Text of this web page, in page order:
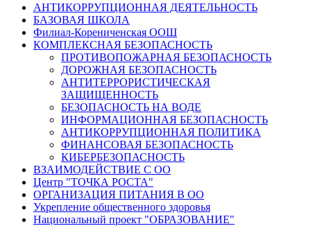
АНТИКОРРУПЦИОННАЯ ДЕЯТЕЛЬНОСТЬ
БАЗОВАЯ ШКОЛА
Филиал-Корениченская ООШ
КОМПЛЕКСНАЯ БЕЗОПАСНОСТЬ
ПРОТИВОПОЖАРНАЯ БЕЗОПАСНОСТЬ
ДОРОЖНАЯ БЕЗОПАСНОСТЬ
АНТИТЕРРОРИСТИЧЕСКАЯ
ЗАЩИЩЕННОСТЬ
БЕЗОПАСНОСТЬ НА ВОДЕ
ИНФОРМАЦИОННАЯ БЕЗОПАСНОСТЬ
АНТИКОРРУПЦИОННАЯ ПОЛИТИКА
ФИНАНСОВАЯ БЕЗОПАСНОСТЬ
КИБЕРБЕЗОПАСНОСТЬ
ВЗАИМОДЕЙСТВИЕ С ОО
Центр "ТОЧКА РОСТА"
ОРГАНИЗАЦИЯ ПИТАНИЯ В ОО
Укрепление общественного здоровья
Национальный проект "ОБРАЗОВАНИЕ"